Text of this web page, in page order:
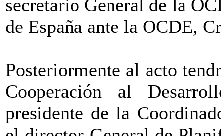
secretario General de la
de España ante la OCDE,
Posteriormente al acto
Cooperación al
presidente de la